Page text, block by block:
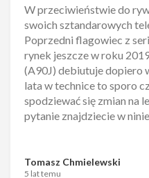
W przeciwieństwie do
swoich sztandarowych
Poprzedni flagowiec z
rynek jeszcze w roku
(A90J) debiutuje dopiero
lata w technice to sporo
spodziewać się zmian na
pytanie znajdziecie w
Tomasz Chmielewski
5 lat temu